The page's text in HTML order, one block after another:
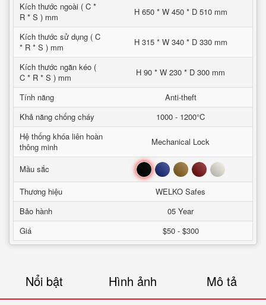
Kích thước ngoài ( C *
R * S ) mm
H 650 * W 450 * D 510 mm
Kích thước sử dụng ( C
* R * S ) mm
H 315 * W 340 * D 330 mm
Kích thước ngăn kéo (
C * R * S ) mm
H 90 * W 230 * D 300 mm
Tính năng
Anti-theft
Khả năng chống cháy
1000 - 1200°C
Hệ thống khóa liên hoàn
thông minh
Mechanical Lock
Mầu sắc Đen Xanh Nâu Đỏ Trắng
Thương hiệu
WELKO Safes
Bảo hành
05 Year
Giá
$50 - $300
Nổi bật Hình ảnh Mô tả